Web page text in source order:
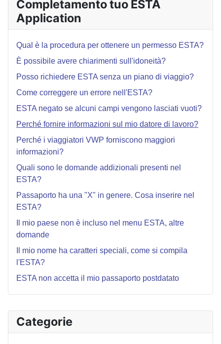
Categorie
Completamento tuo ESTA
Application
Qual è la procedura per ottenere un permesso ESTA?
È possibile avere chiarimenti sull'idoneità?
Posso richiedere ESTA senza un piano di viaggio?
Come correggere un errore nell'ESTA?
ESTA negato se alcuni campi vengono lasciati vuoti?
Perché fornire informazioni sul mio datore di lavoro?
Perché i viaggiatori VWP forniscono maggiori
informazioni?
Quali sono le domande addizionali presenti nel
ESTA?
Passaporto ha una "X" in genere. Cosa inserire nel
ESTA?
Il mio paese non è incluso nel menu ESTA, altre
domande
Il mio nome ha caratteri speciali, come si compila
l'ESTA?
ESTA non accetta il mio passaporto postdatato